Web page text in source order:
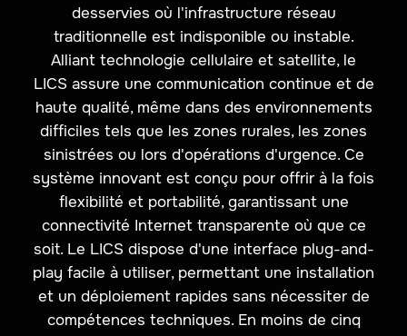
desservies où l'infrastructure réseau
traditionnelle est indisponible ou instable.
Alliant technologie cellulaire et satellite, le
LICS assure une communication continue et de
haute qualité, même dans des environnements
difficiles tels que les zones rurales, les zones
sinistrées ou lors d'opérations d'urgence. Ce
système innovant est conçu pour offrir à la fois
flexibilité et portabilité, garantissant une
connectivité Internet transparente où que ce
soit. Le LICS dispose d'une interface plug-and-
play facile à utiliser, permettant une installation
et un déploiement rapides sans nécessiter de
compétences techniques. En moins de cinq